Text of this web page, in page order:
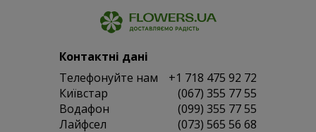
Контактні дані
Телефонуйте нам
+1 718 475 92 72
Київстар
(067) 355 77 55
Водафон
(099) 355 77 55
Лайфсел
(073) 565 56 68